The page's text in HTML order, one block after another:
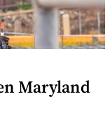
Maryland